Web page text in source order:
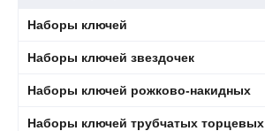
Наборы ключей
Наборы ключей звездочек
Наборы ключей рожково-накидных
Наборы ключей трубчатых торцевых